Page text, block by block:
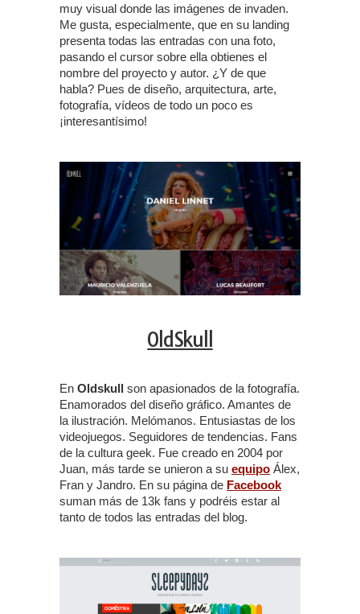
muy visual donde las imágenes de invaden.
Me gusta, especialmente, que en su landing
presenta todas las entradas con una foto,
pasando el cursor sobre ella obtienes el
nombre del proyecto y autor. ¿Y de que
habla? Pues de diseño, arquitectura, arte,
fotografía, vídeos de todo un poco es
¡interesantísimo!
OldSkull
En Oldskull son apasionados de la fotografía.
Enamorados del diseño gráfico. Amantes de
la ilustración. Melómanos. Entusiastas de los
videojuegos. Seguidores de tendencias. Fans
de la cultura geek. Fue creado en 2004 por
Juan, más tarde se unieron a su equipo Álex,
Fran y Jandro. En su página de Facebook
suman más de 13k fans y podréis estar al
tanto de todos las entradas del blog.